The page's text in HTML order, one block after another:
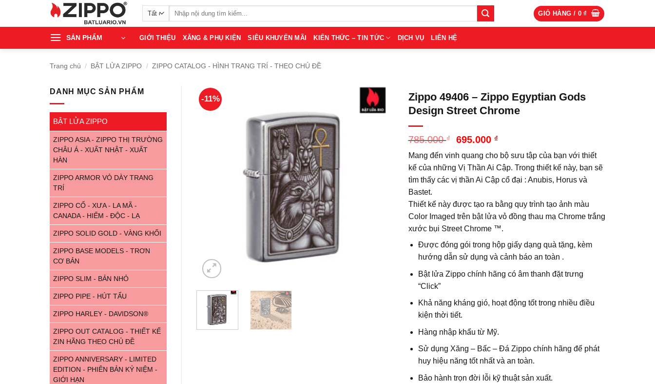
Tìm
kiếm:
GIỎ HÀNG / 0₫
SẢN PHẨM GIỚI THIỆU XĂNG & PHỤ KIỆN SIÊU KHUYẾN MÃI KIẾN THỨC – TIN TỨC DỊCH VỤ LIÊN HỆ
Trang chủ / BẬT LỬA ZIPPO / ZIPPO CATALOG - HÌNH TRANG TRÍ - THEO CHỦ ĐỀ
DANH MỤC SẢN PHẨM
BẬT LỬA ZIPPO
ZIPPO ASIA - ZIPPO THỊ TRƯỜNG
CHÂU Á - XUẤT NHẬT - XUẤT
HÀN
ZIPPO ARMOR VỎ DÀY TRANG
TRÍ
ZIPPO CỔ - XƯA - LA MÃ -
CANADA - HIẾM - ĐỘC - LẠ
ZIPPO SOLID GOLD - VÀNG KHỐI
ZIPPO BASE MODELS - TRƠN
CƠ BẢN
ZIPPO SLIM - BẢN NHỎ
ZIPPO PIPE - HÚT TẨU
ZIPPO HARLEY - DAVIDSON®
ZIPPO OUT CATALOG - THIẾT KẾ
ZIN HÃNG THEO CHỦ ĐỀ
ZIPPO ANNIVERSARY - LIMITED
EDITION - PHIÊN BẢN KỶ NIỆM -
GIỚI HẠN
-11%
Zippo 49406 – Zippo Egyptian Gods
Design Street Chrome
785.000₫
Giá
là:
785.000 ₫.
695.000 ₫Giá
tại
là:
695.000 ₫.
Mang đến vinh quang cho bộ sưu tập của bạn với thiết
kế của những Vị Thần Ai Cập. Trong thiết kế này, bạn sẽ
tìm thấy các vị thần Ai Cập cổ đại : Anubis, Horus và
Bastet.
Thiết kế này được tạo ra bằng quy trình tạo ảnh màu
Color Imaged trên bật lửa vỏ đồng thau mạ Chrome trắng
xước bụi Street Chrome ™.
Được đóng gói trong hộp giấy dạng quà tặng, kèm
hướng dẫn sử dụng và cảnh báo an toàn .
Bật lửa Zippo chính hãng có âm thanh đặt trưng
“Click”
Khả năng kháng gió, hoạt động tốt trong nhiều điều
kiện thời tiết.
Hàng nhập khẩu từ Mỹ.
Sử dụng Xăng – Bấc – Đá Zippo chính hãng để phát
huy hiệu năng tốt nhất và an toàn.
Bảo hành trọn đời lỗi kỹ thuật sản xuất.